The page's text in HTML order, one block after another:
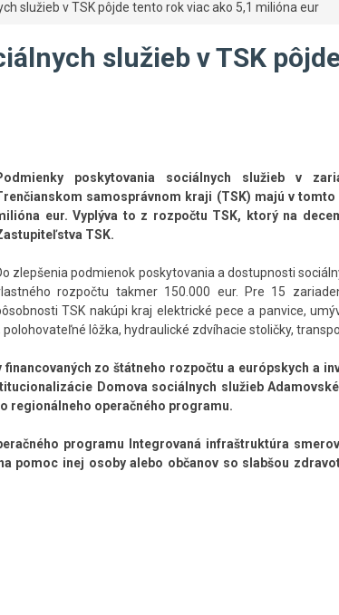
služieb v TSK pôjde tento rok viac ako 5,1 milióna eur
služieb v TSK
poskytovania sociálnych služieb v
samosprávnom kraji (TSK) majú v
eur. Vyplýva to z rozpočtu TSK, ktorý na
TSK.
zlepšenia podmienok poskytovania a dostupnosti
rozpočtu takmer 150.000 eur. Pre 15
TSK nakúpi kraj elektrické pece a panvice,
lôžka, hydraulické zdvíhacie stoličky,
zo štátneho rozpočtu a európskych a
Domova sociálnych služieb
regionálneho operačného programu.
programu Integrovaná infraštruktúra
pomoc inej osoby alebo občanov so slabšou